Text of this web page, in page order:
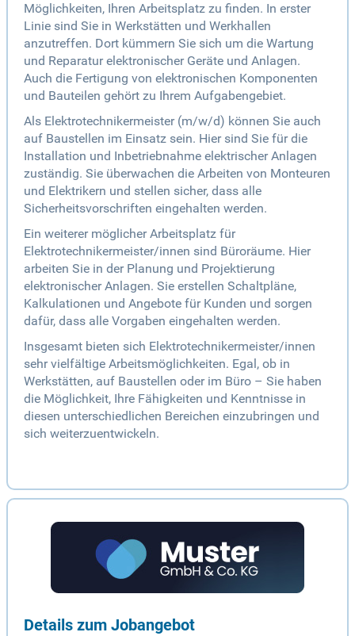
Möglichkeiten, Ihren Arbeitsplatz zu finden. In erster
Linie sind Sie in Werkstätten und Werkhallen
anzutreffen. Dort kümmern Sie sich um die Wartung
und Reparatur elektronischer Geräte und Anlagen.
Auch die Fertigung von elektronischen Komponenten
und Bauteilen gehört zu Ihrem Aufgabengebiet.
Als Elektrotechnikermeister (m/w/d) können Sie auch
auf Baustellen im Einsatz sein. Hier sind Sie für die
Installation und Inbetriebnahme elektrischer Anlagen
zuständig. Sie überwachen die Arbeiten von Monteuren
und Elektrikern und stellen sicher, dass alle
Sicherheitsvorschriften eingehalten werden.
Ein weiterer möglicher Arbeitsplatz für
Elektrotechnikermeister/innen sind Büroräume. Hier
arbeiten Sie in der Planung und Projektierung
elektronischer Anlagen. Sie erstellen Schaltpläne,
Kalkulationen und Angebote für Kunden und sorgen
dafür, dass alle Vorgaben eingehalten werden.
Insgesamt bieten sich Elektrotechnikermeister/innen
sehr vielfältige Arbeitsmöglichkeiten. Egal, ob in
Werkstätten, auf Baustellen oder im Büro – Sie haben
die Möglichkeit, Ihre Fähigkeiten und Kenntnisse in
diesen unterschiedlichen Bereichen einzubringen und
sich weiterzuentwickeln.
Details zum Jobangebot